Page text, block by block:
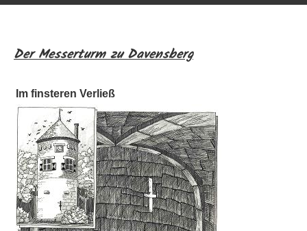
Der Messerturm zu Davensberg
Im finsteren Verließ